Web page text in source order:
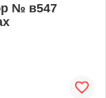
№ в547